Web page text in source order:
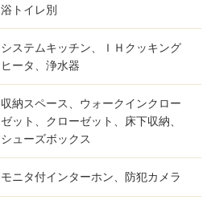
浴トイレ別
システムキッチン、ＩＨクッキング
ヒータ、浄水器
収納スペース、ウォークインクロー
ゼット、クローゼット、床下収納、
シューズボックス
モニタ付インターホン、防犯カメラ